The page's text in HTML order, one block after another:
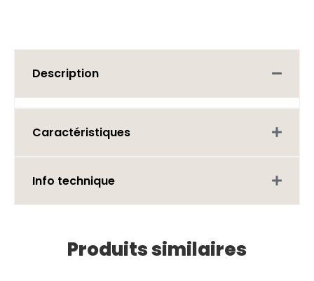
Description
Caractéristiques
Info technique
Produits similaires